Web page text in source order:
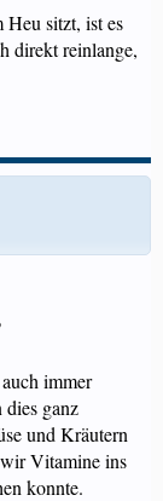
Heu sitzt, ist es
direkt reinlange,
immer
ganz
und Kräutern
Vitamine ins
konnte.